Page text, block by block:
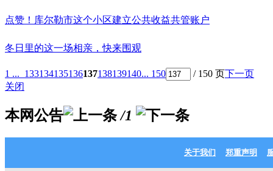
点赞！库尔勒市这个小区建立公共收益共管账户
冬日里的这一场相亲，快来围观
1 ... 133134135136137138139140... 150 / 150 页下一页
关闭
本网公告 /1
关于我们 郑重声明